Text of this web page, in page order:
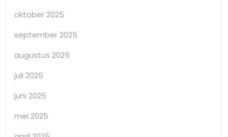
oktober 2025
september 2025
augustus 2025
juli 2025
juni 2025
mei 2025